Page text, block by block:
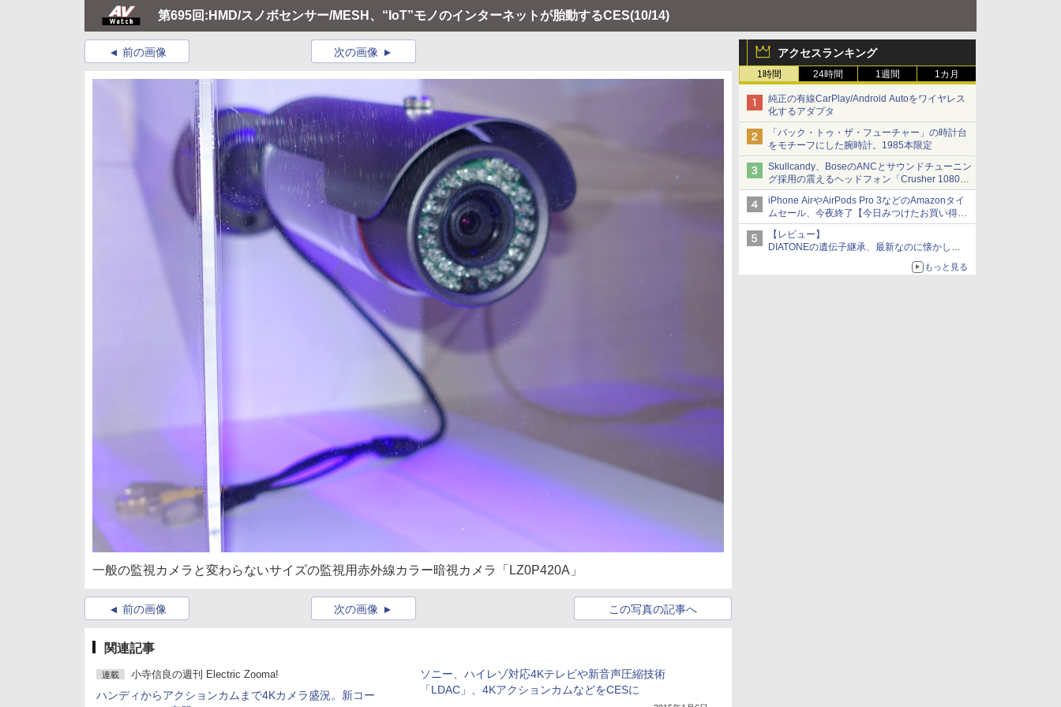
第695回:HMD/スノボセンサー/MESH、“IoT”モノのインターネットが胎動するCES(10/14)
アクセスランキング
1時間 24時間 1週間 1カ月
純正の有線CarPlay/Android Autoをワイヤレス
化するアダプタ
「バック・トゥ・ザ・フューチャー」の時計台
をモチーフにした腕時計。1985本限定
Skullcandy、BoseのANCとサウンドチューニン
グ採用の震えるヘッドフォン「Crusher 1080
ANC」
iPhone AirやAirPods Pro 3などのAmazonタイ
ムセール、今夜終了【今日みつけたお買い得
品】
【レビュー】
DIATONEの遺伝子継承、最新なのに懐かし
い“惚れる音”Tecnologia e Cuore「DS-TC52B」
もっと見る
前の画像 次の画像
一般の監視カメラと変わらないサイズの監視用赤外線カラー暗視カメラ「LZ0P420A」
前の画像 この写真の記事へ
次の画像
関連記事
連載 小寺信良の週刊 Electric Zooma!
ハンディからアクションカムまで4Kカメラ盛況。新コー
ソニー、ハイレゾ対応4Kテレビや新音声圧縮技術
「LDAC」、4KアクションカムなどをCESに